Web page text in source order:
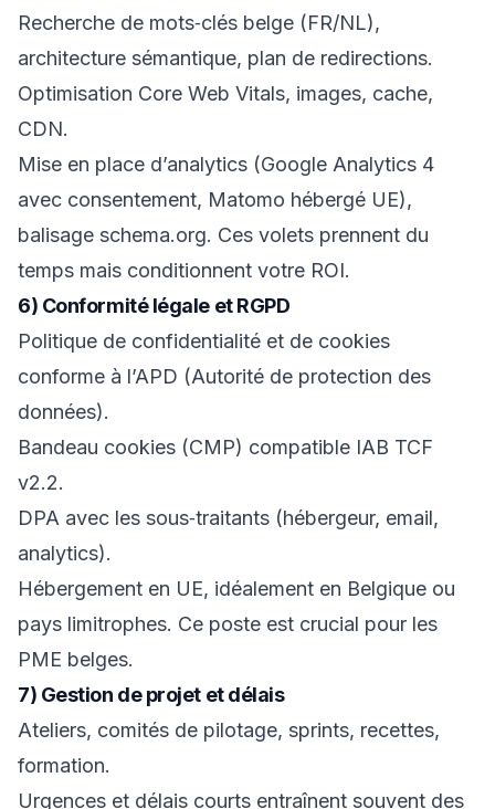
Recherche de mots‑clés belge (FR/NL),
architecture sémantique, plan de redirections.
Optimisation Core Web Vitals, images, cache,
CDN.
Mise en place d’analytics (Google Analytics 4
avec consentement, Matomo hébergé UE),
balisage schema.org. Ces volets prennent du
temps mais conditionnent votre ROI.
6) Conformité légale et RGPD
Politique de confidentialité et de cookies
conforme à l’APD (Autorité de protection des
données).
Bandeau cookies (CMP) compatible IAB TCF
v2.2.
DPA avec les sous‑traitants (hébergeur, email,
analytics).
Hébergement en UE, idéalement en Belgique ou
pays limitrophes. Ce poste est crucial pour les
PME belges.
7) Gestion de projet et délais
Ateliers, comités de pilotage, sprints, recettes,
formation.
Urgences et délais courts entraînent souvent des